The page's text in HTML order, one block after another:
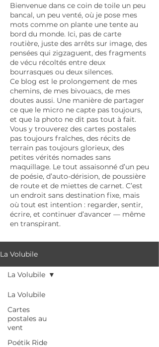
Bienvenue dans ce coin de toile un peu
bancal, un peu venté, où je pose mes
mots comme on plante une tente au
bord du monde. Ici, pas de carte
routière, juste des arrêts sur image, des
pensées qui zigzaguent, des fragments
de vécu récoltés entre deux
bourrasques ou deux silences.
Ce blog est le prolongement de mes
chemins, de mes bivouacs, de mes
doutes aussi. Une manière de partager
ce que le micro ne capte pas toujours,
et que la photo ne dit pas tout à fait.
Vous y trouverez des cartes postales
pas toujours fraîches, des récits de
terrain pas toujours glorieux, des
petites vérités nomades sans
maquillage. Le tout assaisonné d’un peu
de poésie, d’auto-dérision, de poussière
de route et de miettes de carnet. C’est
un endroit sans destination fixe, mais
où tout est intention : regarder, sentir,
écrire, et continuer d’avancer — même
en transpirant.
La Volubile
La Volubile
Cartes
postales au
vent
Poétik Ride
La Volubile